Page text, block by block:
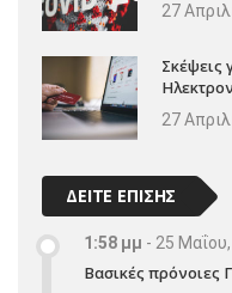
27
Σκέψεις
27
ΔΕΙΤΕ ΕΠΙΣΗΣ
1:58 μμ - 25
Βασικές πρόνοιες